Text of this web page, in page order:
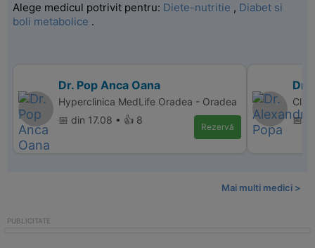
Alege medicul potrivit pentru: Diete-nutritie , Diabet si
boli metabolice .
Dr. Pop Anca Oana
Hyperclinica MedLife Oradea - Oradea
📅 din 17.08 • 👍 8
Rezervă
Dr.
📅
Mai multi medici >